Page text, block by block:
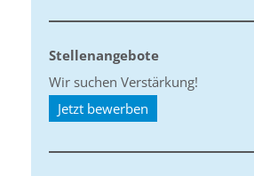
Stellenangebote
Wir suchen Verstärkung!
Jetzt bewerben